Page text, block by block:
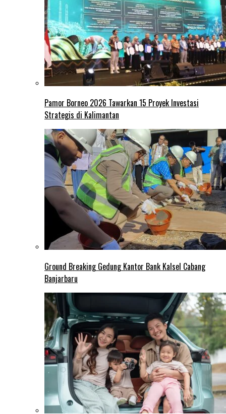
Pamor Borneo 2026 Tawarkan 15 Proyek Investasi
Strategis di Kalimantan
Ground Breaking Gedung Kantor Bank Kalsel Cabang
Banjarbaru